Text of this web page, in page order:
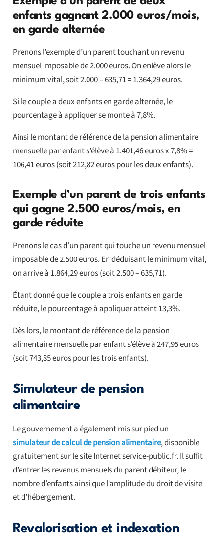
enfants gagnant 2.000 euros/mois,
en garde alternée
Prenons l’exemple d’un parent touchant un revenu
mensuel imposable de 2.000 euros. On enlève alors le
minimum vital, soit 2.000 – 635,71 = 1.364,29 euros.
Si le couple a deux enfants en garde alternée, le
pourcentage à appliquer se monte à 7,8%.
Ainsi le montant de référence de la pension alimentaire
mensuelle par enfant s’élève à 1.401,46 euros x 7,8% =
106,41 euros (soit 212,82 euros pour les deux enfants).
Exemple d’un parent de trois enfants
qui gagne 2.500 euros/mois, en
garde réduite
Prenons le cas d’un parent qui touche un revenu mensuel
imposable de 2.500 euros. En déduisant le minimum vital,
on arrive à 1.864,29 euros (soit 2.500 – 635,71).
Étant donné que le couple a trois enfants en garde
réduite, le pourcentage à appliquer atteint 13,3%.
Dès lors, le montant de référence de la pension
alimentaire mensuelle par enfant s’élève à 247,95 euros
(soit 743,85 euros pour les trois enfants).
Simulateur de pension
alimentaire
Le gouvernement a également mis sur pied un
simulateur de calcul de pension alimentaire, disponible
gratuitement sur le site Internet service-public.fr. Il suffit
d’entrer les revenus mensuels du parent débiteur, le
nombre d’enfants ainsi que l’amplitude du droit de visite
et d’hébergement.
Revalorisation et indexation